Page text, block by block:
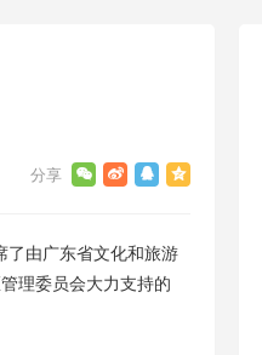
了由广东省文化和旅游
理委员会大力支持的